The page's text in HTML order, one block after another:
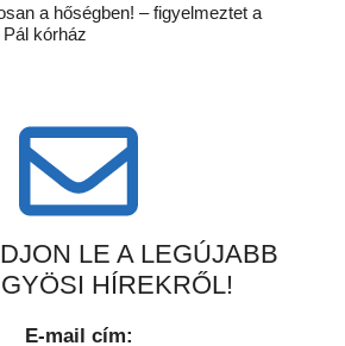
a hőségben! – figyelmeztet a
Pál kórház
LE A LEGÚJABB
HÍREKRŐL!
E-mail cím: